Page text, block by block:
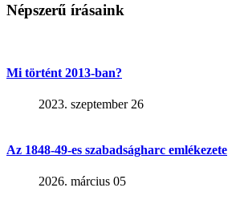
Népszerű írásaink
Mi történt 2013-ban?
2023. szeptember 26
Az 1848-49-es szabadságharc emlékezete
2026. március 05